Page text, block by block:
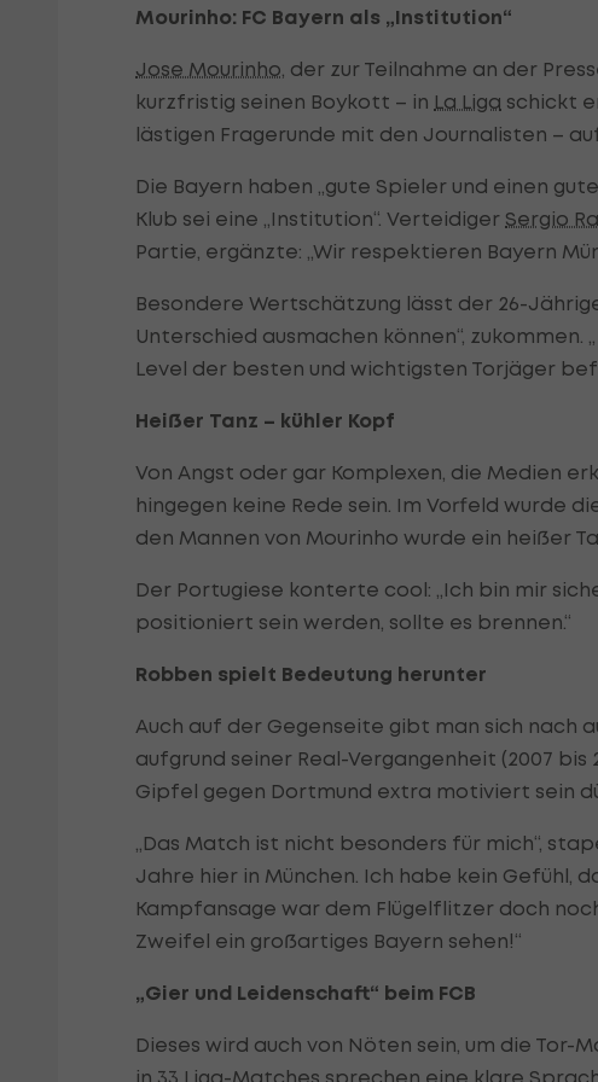
Mourinho: FC Bayern als „Institution“
Jose Mourinho, der zur Teilnahme an der
kurzfristig seinen Boykott – in La Liga schickt
lästigen Fragerunde mit den Journalisten –
Die Bayern haben „gute Spieler und einen
Klub sei eine „Institution“. Verteidiger Sergio
Partie, ergänzte: „Wir respektieren Bayern
Besondere Wertschätzung lässt der 26-
Unterschied ausmachen können“,
Level der besten und wichtigsten Torjäger
Heißer Tanz – kühler Kopf
Von Angst oder gar Komplexen, die Medien
hingegen keine Rede sein. Im Vorfeld wurde
den Mannen von Mourinho wurde ein heißer
Der Portugiese konterte cool: „Ich bin mir
positioniert sein werden, sollte es brennen.“
Robben spielt Bedeutung herunter
Auch auf der Gegenseite gibt man sich nach
aufgrund seiner Real-Vergangenheit (2007
Gipfel gegen Dortmund extra motiviert sein
„Das Match ist nicht besonders für mich“,
Jahre hier in München. Ich habe kein Gefühl,
Kampfansage war dem Flügelflitzer doch
Zweifel ein großartiges Bayern sehen!“
„Gier und Leidenschaft“ beim FCB
Dieses wird auch von Nöten sein, um die Tor-